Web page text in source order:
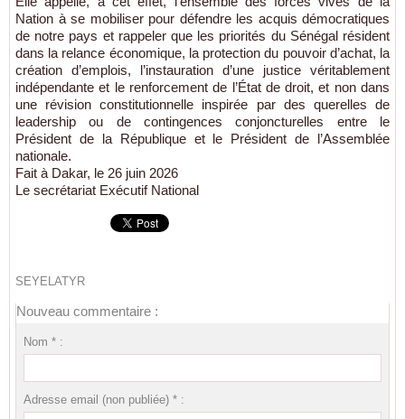
Nation à se mobiliser pour défendre les acquis démocratiques
de notre pays et rappeler que les priorités du Sénégal résident
dans la relance économique, la protection du pouvoir d’achat, la
création d’emplois, l’instauration d’une justice véritablement
indépendante et le renforcement de l’État de droit, et non dans
une révision constitutionnelle inspirée par des querelles de
leadership ou de contingences conjoncturelles entre le
Président de la République et le Président de l’Assemblée
nationale.
Fait à Dakar, le 26 juin 2026
Le secrétariat Exécutif National
SEYELATYR
Nouveau commentaire :
Nom * :
Adresse email (non publiée) * :